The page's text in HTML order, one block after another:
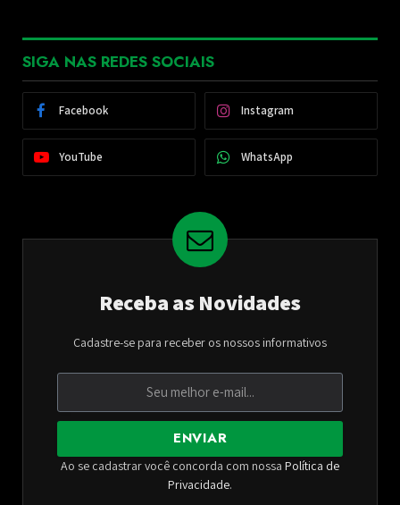
SIGA NAS REDES SOCIAIS
Facebook Instagram
YouTube WhatsApp
Receba as Novidades
Cadastre-se para receber os nossos informativos
ENVIAR
Ao se cadastrar você concorda com nossa Política de
Privacidade.